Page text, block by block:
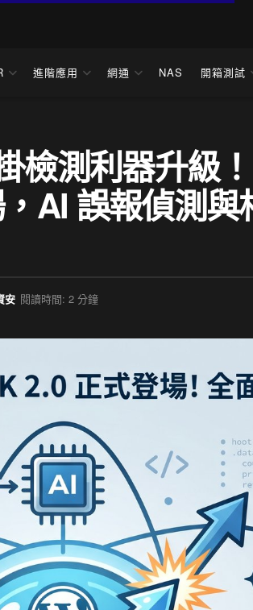
進階應用 網通 NAS 開箱測試
檢測利器升級
AI 誤報偵測與
安 閱讀時間: 2 分鐘